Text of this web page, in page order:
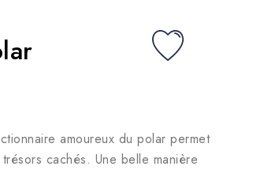
amoureux du polar permet
cachés. Une belle manière